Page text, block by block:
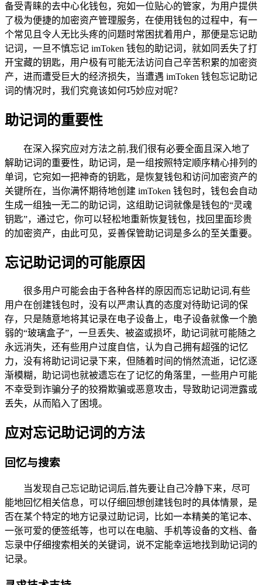
备受青睐的去中心化钱包，宛如一位贴心的管家，为用户提供
了极为便捷的加密资产管理服务，在使用钱包的过程中，有一
个常见且令人无比头疼的问题时常困扰着用户，那便是忘记助
记词，一旦不慎忘记 imToken 钱包的助记词，就如同丢失了打
开宝藏的钥匙，用户极有可能无法访问自己辛苦积累的加密资
产，进而遭受巨大的经济损失，当遭遇 imToken 钱包忘记助记
词的情况时，我们究竟该如何巧妙应对呢？
助记词的重要性
在深入探究应对方法之前,我们很有必要全面且深入地了
解助记词的重要性，助记词，是一组按照特定顺序精心排列的
单词，它宛如一把神奇的钥匙，是恢复钱包和访问加密资产的
关键所在，当你满怀期待地创建 imToken 钱包时，钱包会自动
生成一组独一无二的助记词，这组助记词就像是钱包的“灵魂
钥匙”，通过它，你可以轻松地重新恢复钱包，找回里面珍贵
的加密资产，由此可见，妥善保管助记词是多么的至关重要。
忘记助记词的可能原因
很多用户可能会由于各种各样的原因而忘记助记词,有些
用户在创建钱包时，没有以严肃认真的态度对待助记词的保
存，只是随意地将其记录在电子设备上，电子设备就像一个脆
弱的“玻璃盒子”，一旦丢失、被盗或损坏，助记词就可能随之
永远消失，还有些用户过度自信，认为自己拥有超强的记忆
力，没有将助记词记录下来，但随着时间的悄然流逝，记忆逐
渐模糊，助记词也就被遗忘在了记忆的角落里，一些用户可能
不幸受到诈骗分子的狡猾欺骗或恶意攻击，导致助记词泄露或
丢失，从而陷入了困境。
应对忘记助记词的方法
回忆与搜索
当发现自己忘记助记词后,首先要让自己冷静下来，尽可
能地回忆相关信息，可以仔细回想创建钱包时的具体情景，是
否在某个特定的地方记录过助记词，比如一本精美的笔记本、
一张可爱的便签纸等，也可以在电脑、手机等设备的文档、备
忘录中仔细搜索相关的关键词，说不定能幸运地找到助记词的
记录。